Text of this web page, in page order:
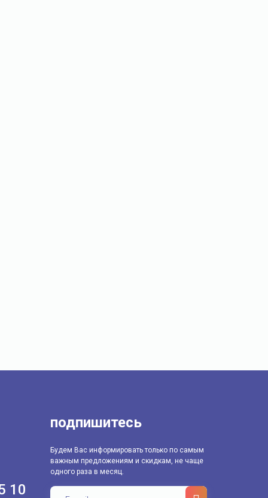
10
подпишитесь
Будем Вас информировать только по самым
важным предложениям и скидкам, не чаще
одного раза в месяц.